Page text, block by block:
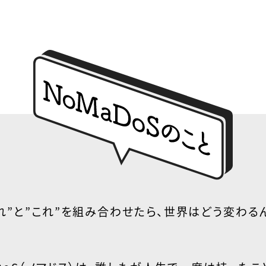
”と”これ”を組み合わせたら、 世界はどう変わるん